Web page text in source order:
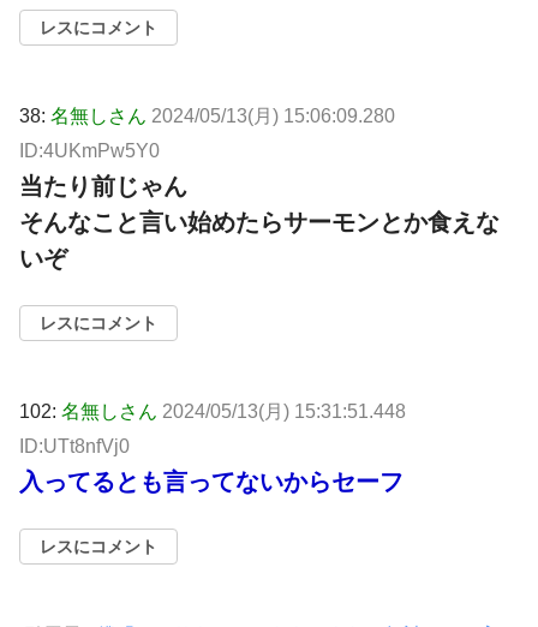
レスにコメント
38: 名無しさん 2024/05/13(月) 15:06:09.280
ID:4UKmPw5Y0
当たり前じゃん
そんなこと言い始めたらサーモンとか食えな
いぞ
レスにコメント
102: 名無しさん 2024/05/13(月) 15:31:51.448
ID:UTt8nfVj0
入ってるとも言ってないからセーフ
レスにコメント